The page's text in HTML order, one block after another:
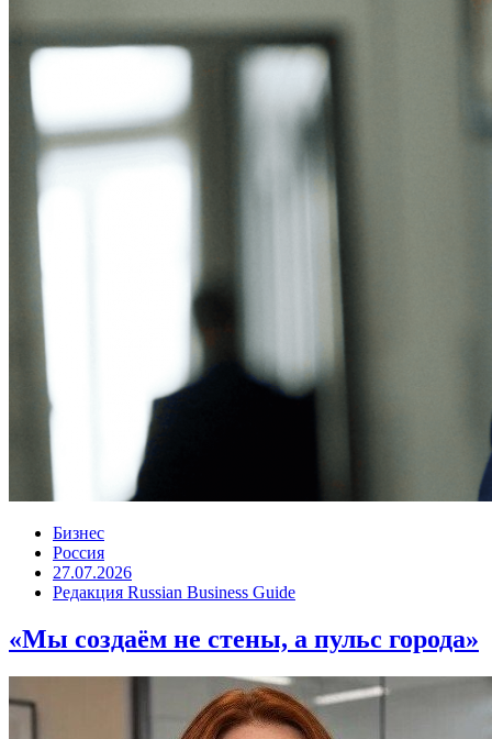
Бизнес
Россия
27.07.2026
Редакция Russian Business Guide
«Мы создаём не стены, а пульс города»